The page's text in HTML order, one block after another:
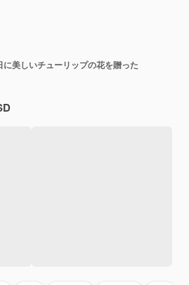
に美しいチューリップの花を贈った